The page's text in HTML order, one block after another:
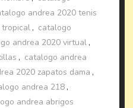
andrea 2020 tenis
tropical , catalogo
andrea 2020 virtual ,
, catalogo andrea
2020 zapatos dama ,
andrea 218 ,
andrea abrigos